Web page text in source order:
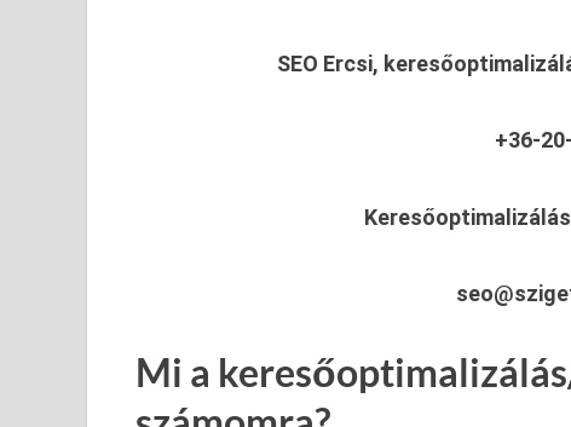
SEO Ercsi,
+36-
Keresőoptimalizálás
Mi a